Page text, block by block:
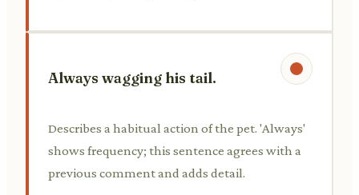
Always wagging his tail.
Describes a habitual action of the pet. 'Always'
shows frequency; this sentence agrees with a
previous comment and adds detail.